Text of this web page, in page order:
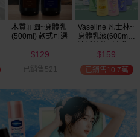
木質莊園~身體乳
(500ml) 款式可選
$129
已銷售521
Vaseline 凡士林~
身體乳液(600ml)
保濕鎖水／全方
位保濕鎖水／可
可油／薰衣草／
+E 款式可選
$159
已銷售10.7萬